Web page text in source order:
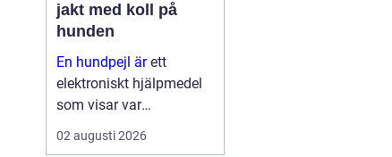
jakt med koll på
hunden
En hundpejl ärett
elektroniskt hjälpmedel
som visar var
jakthunden befinner sig i
realtid. Halsbandet på
02 augusti 2026